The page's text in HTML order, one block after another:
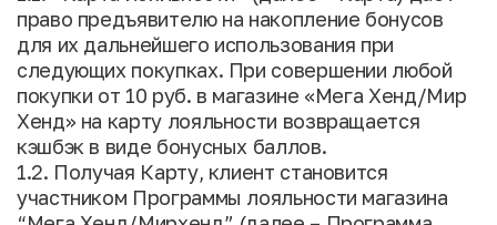
право предъявителю на накопление бонусов
для их дальнейшего использования при
следующих покупках. При совершении любой
покупки от 10 руб. в магазине «Мега Хенд/Мир
Хенд» на карту лояльности возвращается
кэшбэк в виде бонусных баллов.
1.2. Получая Карту, клиент становится
участником Программы лояльности магазина